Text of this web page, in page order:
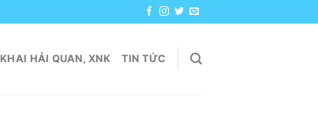
KHAI HẢI QUAN, XNK TIN TỨC